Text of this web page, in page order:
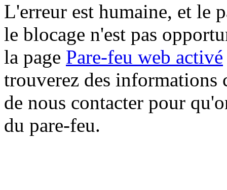
L'erreur est humaine, et le
le blocage n'est pas
la page Pare-feu web activé
trouverez des informations
de nous contacter pour
du pare-feu.